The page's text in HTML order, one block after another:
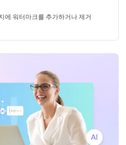
에 워터마크를 추가하거나 제거